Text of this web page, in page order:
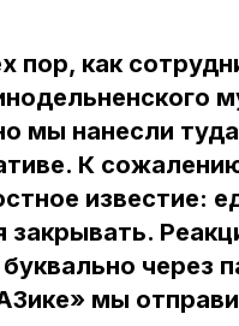
пор, как
мы нанесли
К
известие:
через
мы